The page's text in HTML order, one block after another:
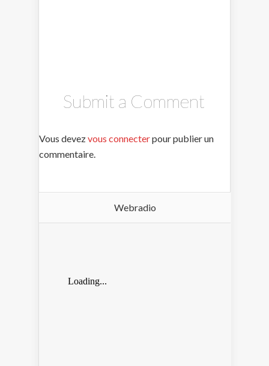
Submit a Comment
Vous devezvous connecterpour publier un
commentaire.
Webradio